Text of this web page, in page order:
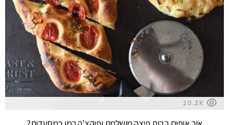
20.2K